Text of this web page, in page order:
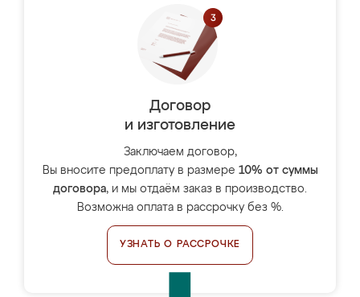
Договор
и изготовление
Заключаем договор,
Вы вносите предоплату в размере 10% от суммы
договора, и мы отдаём заказ в производство.
Возможна оплата в рассрочку без %.
УЗНАТЬ О РАССРОЧКЕ